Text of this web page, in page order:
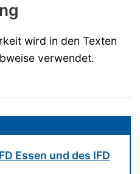
wird in den Texten
verwendet.
Essen und des IFD